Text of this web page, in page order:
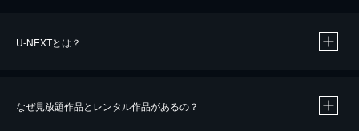
U-NEXTとは？
なぜ見放題作品とレンタル作品があるの？